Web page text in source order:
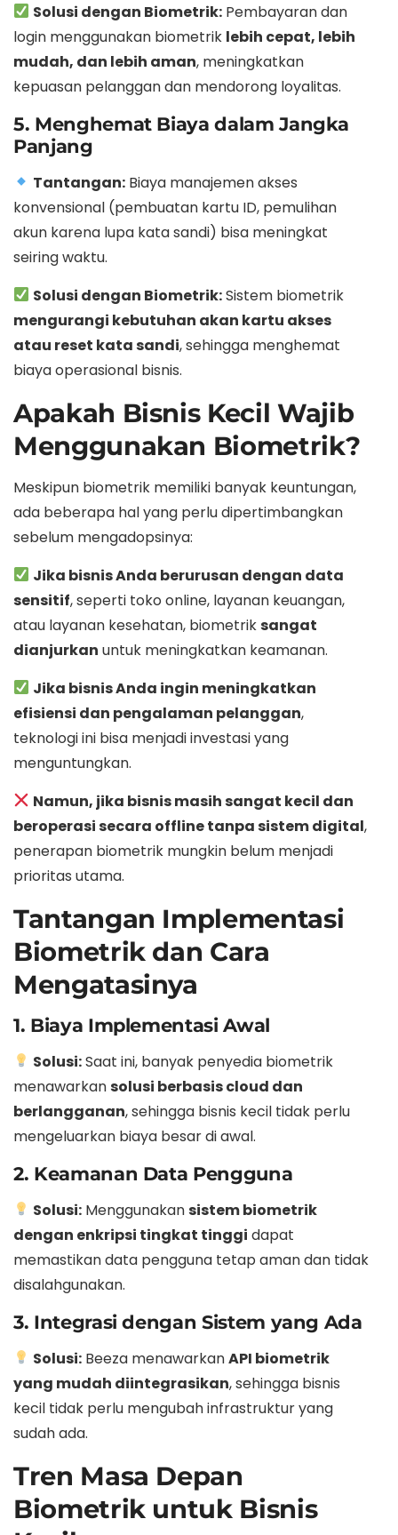
Solusi dengan Biometrik: Pembayaran dan
login menggunakan biometrik lebih cepat, lebih
mudah, dan lebih aman, meningkatkan
kepuasan pelanggan dan mendorong loyalitas.
5. Menghemat Biaya dalam Jangka
Panjang
Tantangan: Biaya manajemen akses
konvensional (pembuatan kartu ID, pemulihan
akun karena lupa kata sandi) bisa meningkat
seiring waktu.
Solusi dengan Biometrik:Sistem biometrik
mengurangi kebutuhan akan kartu akses
atau reset kata sandi, sehingga menghemat
biaya operasional bisnis.
Apakah Bisnis Kecil Wajib
Menggunakan Biometrik?
Meskipun biometrik memiliki banyak keuntungan,
ada beberapa hal yang perlu dipertimbangkan
sebelum mengadopsinya:
Jika bisnis Anda berurusan dengan data
sensitif, seperti toko online, layanan keuangan,
atau layanan kesehatan, biometriksangat
dianjurkan untuk meningkatkan keamanan.
Jika bisnis Anda ingin meningkatkan
efisiensi dan pengalaman pelanggan,
teknologi ini bisa menjadi investasi yang
menguntungkan.
Namun, jika bisnis masih sangat kecil dan
beroperasi secara offline tanpa sistem digital,
penerapan biometrik mungkin belum menjadi
prioritas utama.
Tantangan Implementasi
Biometrik dan Cara
Mengatasinya
1. Biaya Implementasi Awal
Solusi:Saat ini, banyak penyedia biometrik
menawarkansolusi berbasis cloud dan
berlangganan, sehingga bisnis kecil tidak perlu
mengeluarkan biaya besar di awal.
2. Keamanan Data Pengguna
Solusi: Menggunakansistem biometrik
dengan enkripsi tingkat tinggi dapat
memastikan data pengguna tetap aman dan tidak
disalahgunakan.
3. Integrasi dengan Sistem yang Ada
Solusi: Beeza menawarkanAPI biometrik
yang mudah diintegrasikan, sehingga bisnis
kecil tidak perlu mengubah infrastruktur yang
sudah ada.
Tren Masa Depan
Biometrik untuk Bisnis